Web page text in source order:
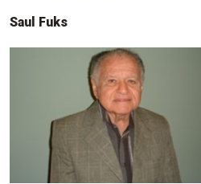
Saul Fuks